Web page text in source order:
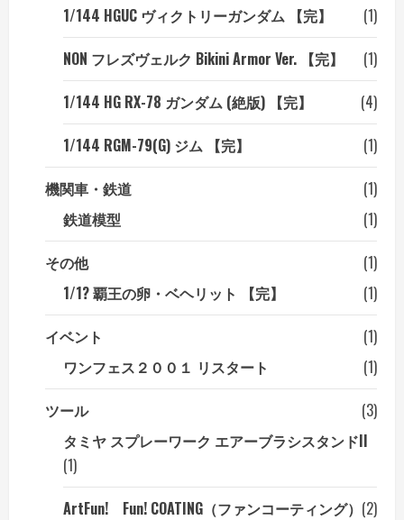
1/144 HGUC ヴィクトリーガンダム 【完】
(1)
NON フレズヴェルク Bikini Armor Ver. 【完】
(1)
1/144 HG RX-78 ガンダム (絶版) 【完】
(4)
1/144 RGM-79(G) ジム 【完】
(1)
機関車・鉄道
(1)
鉄道模型
(1)
その他
(1)
1/1? 覇王の卵・ベヘリット 【完】
(1)
イベント
(1)
ワンフェス２００１ リスタート
(1)
ツール
(3)
タミヤ スプレーワーク エアーブラシスタンドII
(1)
ArtFun! Fun! COATING（ファンコーティング） (2)